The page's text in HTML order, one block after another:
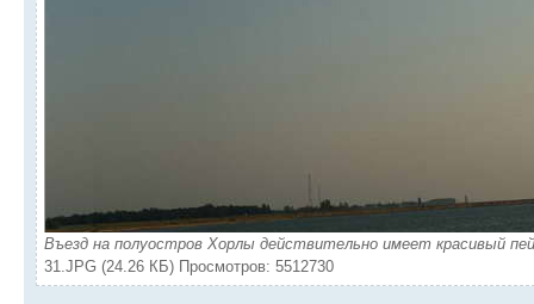
Въезд на полуостров Хорлы действительно имеет красивый
31.JPG (24.26 КБ) Просмотров: 5512730